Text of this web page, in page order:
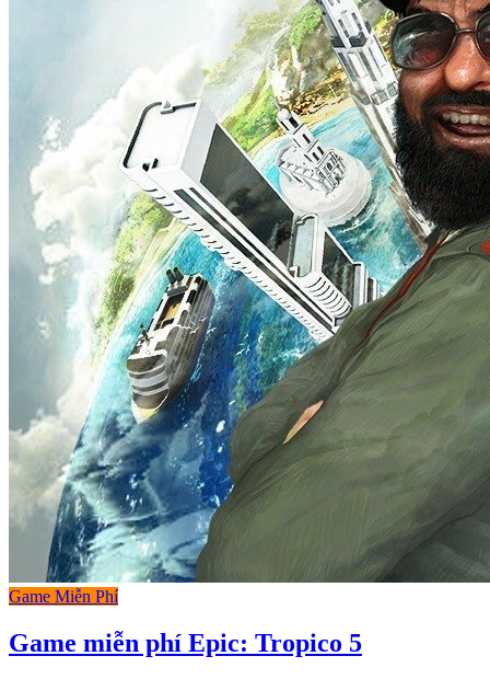
Game Miễn Phí
Game miễn phí Epic: Tropico 5